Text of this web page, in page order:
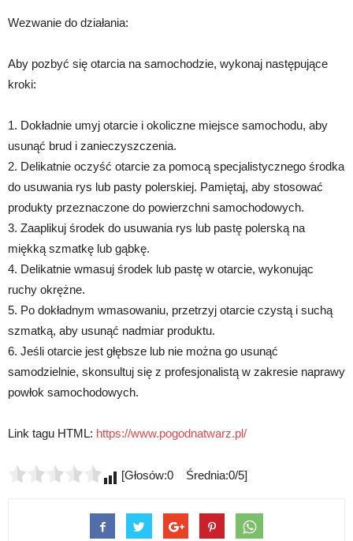
Wezwanie do działania:
Aby pozbyć się otarcia na samochodzie, wykonaj następujące
kroki:
1. Dokładnie umyj otarcie i okoliczne miejsce samochodu, aby
usunąć brud i zanieczyszczenia.
2. Delikatnie oczyść otarcie za pomocą specjalistycznego środka
do usuwania rys lub pasty polerskiej. Pamiętaj, aby stosować
produkty przeznaczone do powierzchni samochodowych.
3. Zaaplikuj środek do usuwania rys lub pastę polerską na
miękką szmatkę lub gąbkę.
4. Delikatnie wmasuj środek lub pastę w otarcie, wykonując
ruchy okrężne.
5. Po dokładnym wmasowaniu, przetrzyj otarcie czystą i suchą
szmatką, aby usunąć nadmiar produktu.
6. Jeśli otarcie jest głębsze lub nie można go usunąć
samodzielnie, skonsultuj się z profesjonalistą w zakresie naprawy
powłok samochodowych.
Link tagu HTML: https://www.pogodnatwarz.pl/
[Głosów:0 Średnia:0/5]